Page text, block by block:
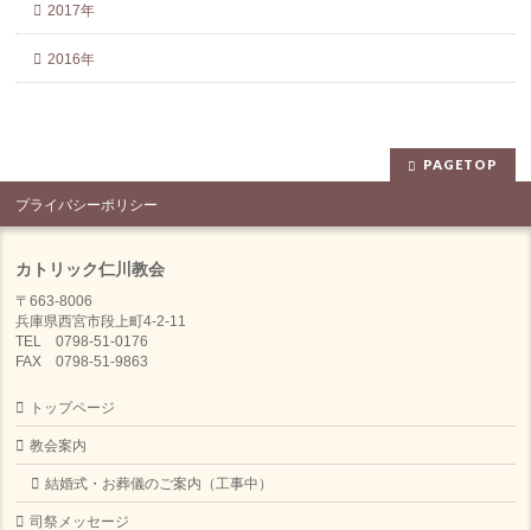
2017年
2016年
PAGETOP
プライバシーポリシー
カトリック仁川教会
〒663-8006
兵庫県西宮市段上町4-2-11
TEL 0798-51-0176
FAX 0798-51-9863
トップページ
教会案内
結婚式・お葬儀のご案内（工事中）
司祭メッセージ